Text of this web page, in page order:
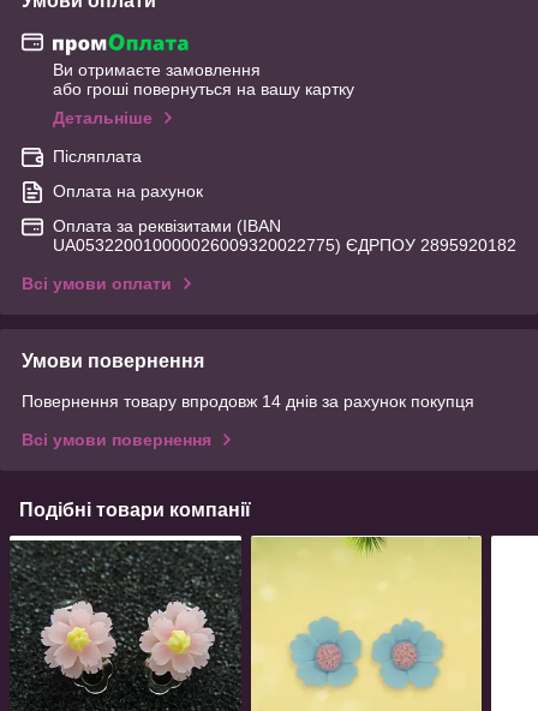
Ви отримаєте замовлення
або гроші повернуться на вашу картку
Детальніше
Післяплата
Оплата на рахунок
Оплата за реквізитами (IBAN
UA053220010000026009320022775) ЄДРПОУ 2895920182
Всі умови оплати
Умови повернення
Повернення товару впродовж 14 днів за рахунок покупця
Всі умови повернення
Подібні товари компанії